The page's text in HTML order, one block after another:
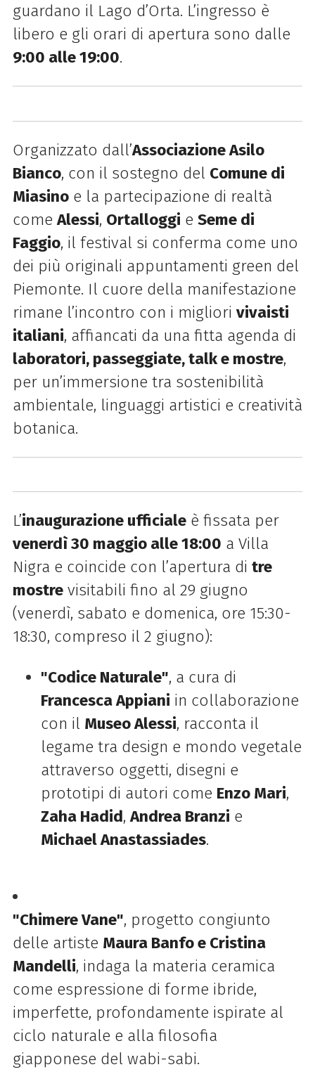
guardano il Lago d’Orta. L’ingresso è
libero e gli orari di apertura sono dalle
9:00 alle 19:00.
Organizzato dall’Associazione Asilo
Bianco, con il sostegno del Comune di
Miasinoe la partecipazione di realtà
comeAlessi, Ortalloggi e Seme di
Faggio, il festival si conferma come uno
dei più originali appuntamenti green del
Piemonte. Il cuore della manifestazione
rimane l’incontro con i migliori vivaisti
italiani, affiancati da una fitta agenda di
laboratori, passeggiate, talk e mostre,
per un’immersione tra sostenibilità
ambientale, linguaggi artistici e creatività
botanica.
L’inaugurazione ufficialeè fissata per
venerdì 30 maggio alle 18:00 a Villa
Nigra e coincide con l’apertura di tre
mostrevisitabili fino al 29 giugno
(venerdì, sabato e domenica, ore 15:30-
18:30, compreso il 2 giugno):
"Codice Naturale", a cura di
Francesca Appiani in collaborazione
con il Museo Alessi, racconta il
legame tra design e mondo vegetale
attraverso oggetti, disegni e
prototipi di autori come Enzo Mari,
Zaha Hadid,Andrea Branzi e
Michael Anastassiades.
"Chimere Vane", progetto congiunto
delle artiste Maura Banfo e Cristina
Mandelli, indaga la materia ceramica
come espressione di forme ibride,
imperfette, profondamente ispirate al
ciclo naturale e alla filosofia
giapponese del wabi-sabi.